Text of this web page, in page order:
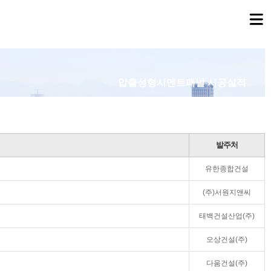
압출성형시멘트패널 시공실적
발주처
유한종합건설
(주)서원지앤씨
태백건설산업(주)
오상건설(주)
다움건설(주)